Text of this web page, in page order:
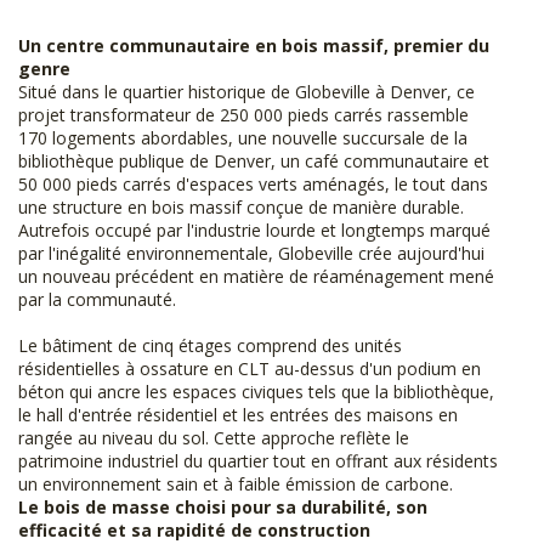
Un centre communautaire en bois massif, premier du
genre
Situé dans le quartier historique de Globeville à Denver, ce
projet transformateur de 250 000 pieds carrés rassemble
170 logements abordables, une nouvelle succursale de la
bibliothèque publique de Denver, un café communautaire et
50 000 pieds carrés d'espaces verts aménagés, le tout dans
une structure en bois massif conçue de manière durable.
Autrefois occupé par l'industrie lourde et longtemps marqué
par l'inégalité environnementale, Globeville crée aujourd'hui
un nouveau précédent en matière de réaménagement mené
par la communauté.
Le bâtiment de cinq étages comprend des unités
résidentielles à ossature en CLT au-dessus d'un podium en
béton qui ancre les espaces civiques tels que la bibliothèque,
le hall d'entrée résidentiel et les entrées des maisons en
rangée au niveau du sol. Cette approche reflète le
patrimoine industriel du quartier tout en offrant aux résidents
un environnement sain et à faible émission de carbone.
Le bois de masse choisi pour sa durabilité, son
efficacité et sa rapidité de construction